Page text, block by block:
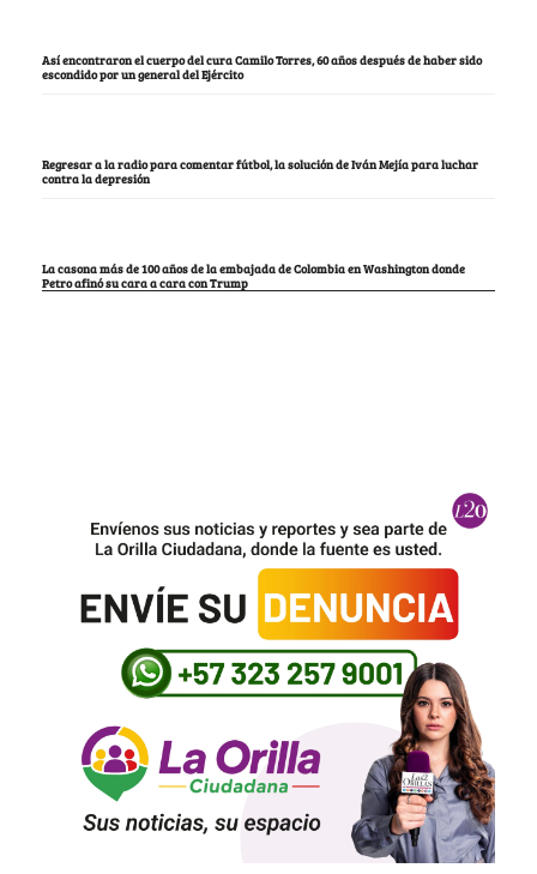
Así encontraron el cuerpo del cura Camilo Torres, 60 años después de haber sido
escondido por un general del Ejército
Regresar a la radio para comentar fútbol, la solución de Iván Mejía para luchar
contra la depresión
La casona más de 100 años de la embajada de Colombia en Washington donde
Petro afinó su cara a cara con Trump